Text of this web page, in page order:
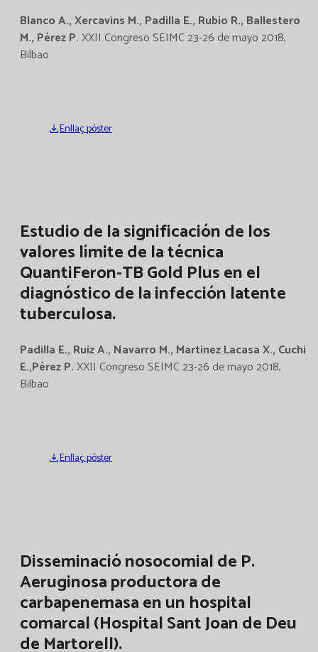
Blanco A., Xercavins M., Padilla E., Rubio R., Ballestero
M., Pérez P.XXII Congreso SEIMC 23-26 de mayo 2018,
Bilbao
Enllaç póster
Estudio de la significación de los
valores límite de la técnica
QuantiFeron-TB Gold Plus en el
diagnóstico de la infección latente
tuberculosa.
Padilla E., Ruiz A., Navarro M., Martinez Lacasa X., Cuchi
E.,Pérez P.XXII Congreso SEIMC 23-26 de mayo 2018,
Bilbao
Enllaç póster
Disseminació nosocomial de P.
Aeruginosa productora de
carbapenemasa en un hospital
comarcal (Hospital Sant Joan de Deu
de Martorell).